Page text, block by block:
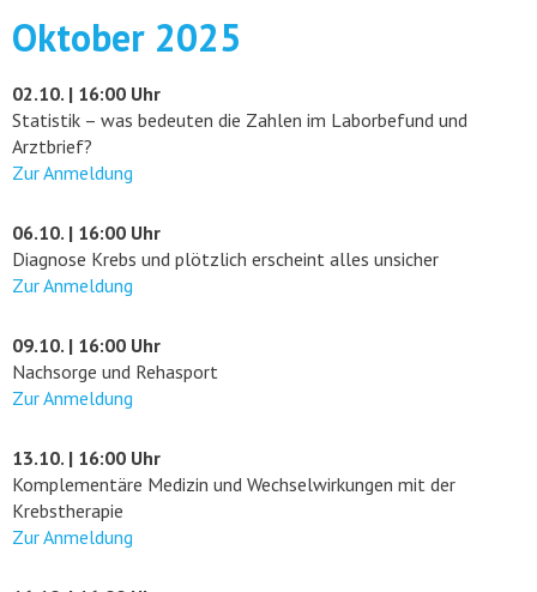
Oktober 2025
02.10. | 16:00 Uhr
Statistik – was bedeuten die Zahlen im Laborbefund und
Arztbrief?
Zur Anmeldung
06.10. | 16:00 Uhr
Diagnose Krebs und plötzlich erscheint alles unsicher
Zur Anmeldung
09.10. | 16:00 Uhr
Nachsorge und Rehasport
Zur Anmeldung
13.10. | 16:00 Uhr
Komplementäre Medizin und Wechselwirkungen mit der
Krebstherapie
Zur Anmeldung